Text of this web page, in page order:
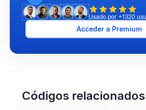
Usado por +1320
Acceder a Premium
Códigos relacionados